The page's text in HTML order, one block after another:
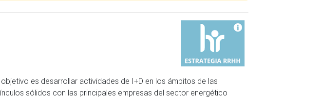
es desarrollar actividades de I+D en los ámbitos de las
sólidos con las principales empresas del sector energético